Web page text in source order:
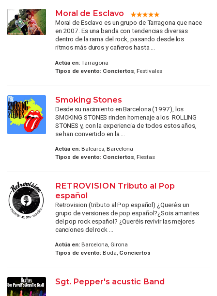
Moral de Esclavo
Moral de Esclavo es un grupo de Tarragona que nace
en 2007. Es una banda con tendencias diversas
dentro de la rama del rock, pasando desde los
ritmos más duros y cañeros hasta ...
Actúa en:Tarragona
Tipos de evento: Conciertos , Festivales
Smoking Stones
Desde su nacimiento en Barcelona (1997), los
SMOKING STONES rinden homenaje a los ROLLING
STONES y, con la experiencia de todos estos años,
se han convertido en la ...
Actúa en:Baleares, Barcelona
Tipos de evento: Conciertos, Fiestas
RETROVISION Tributo al Pop
español
Retrovision (tributo al Pop español) ¿Queréis un
grupo de versiones de pop español?¿Sois amantes
del pop rock español? ¿Queréis revivir las mejores
canciones del rock ...
Actúa en:Barcelona, Girona
Tipos de evento:Boda, Conciertos
Sgt. Pepper's acustic Band